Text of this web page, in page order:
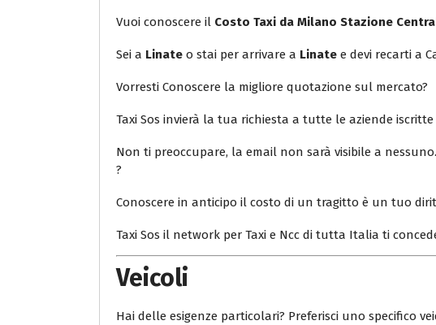
Vuoi conoscere il Costo Taxi da Milano Stazione
Sei a Linate o stai per arrivare a Linate e devi recarti a
Vorresti Conoscere la migliore quotazione sul mercato?
Taxi Sos invierà la tua richiesta a tutte le aziende
Non ti preoccupare, la email non sarà visibile a
?
Conoscere in anticipo il costo di un tragitto è un tuo
Taxi Sos il network per Taxi e Ncc di tutta Italia ti
Veicoli
Hai delle esigenze particolari? Preferisci uno specifico